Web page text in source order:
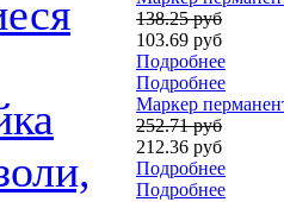
138.25 руб
103.69 руб
Подробнее
Подробнее
Маркер
252.71 руб
212.36 руб
Подробнее
Подробнее